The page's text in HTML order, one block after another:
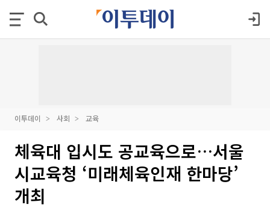
이투데이 사회 교육
체육대 입시도 공교육으로…서울
시교육청 ‘미래체육인재 한마당’
개최